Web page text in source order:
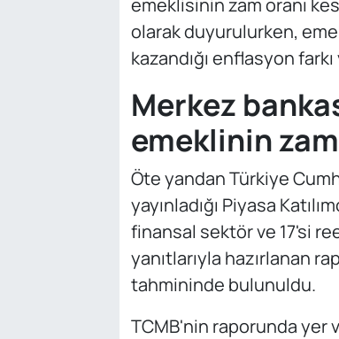
emeklisinin zam oranı
olarak duyurulurken,
kazandığı enflasyon
Merkez
emeklinin
Öte yandan Türkiye
yayınladığı Piyasa
finansal sektör ve 17'si
yanıtlarıyla hazırlanan
tahmininde bulunuldu.
TCMB'nin raporunda yer